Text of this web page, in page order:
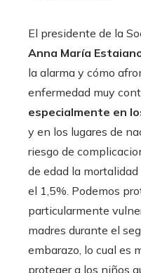
El presidente de la
Anna María
la alarma y cómo
enfermedad muy
especialmente en
y en los lugares de
riesgo de
de edad la
el 1,5%. Podemos
particularmente
madres durante el
embarazo, lo cual es
proteger a los niños